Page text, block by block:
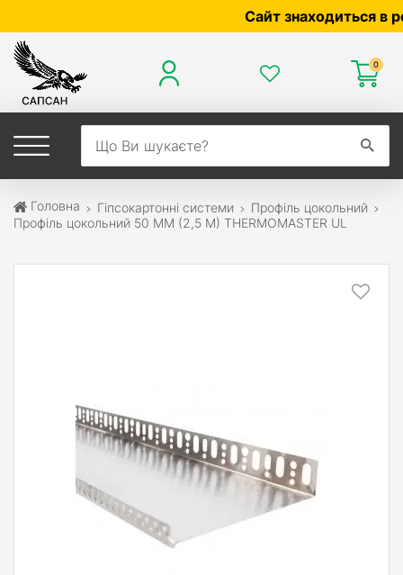
Сайт знаходиться в
0
Головна Гіпсокартонні системи
Профіль цокольний
Профіль цокольний 50 ММ (2,5 М) THERMOMASTER UL